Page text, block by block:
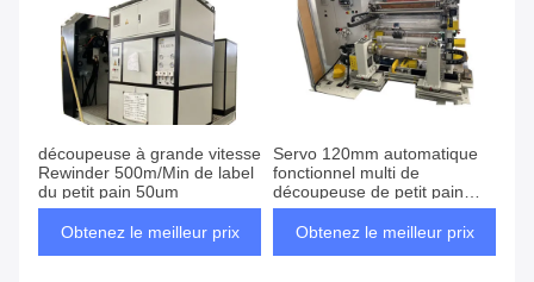
découpeuse à grande vitesse
Rewinder 500m/Min de label
du petit pain 50um
Obtenez le meilleur prix
Servo 120mm automatique
fonctionnel multi de
découpeuse de petit pain
entraîné par un moteur
électrique
Obtenez le meilleur prix